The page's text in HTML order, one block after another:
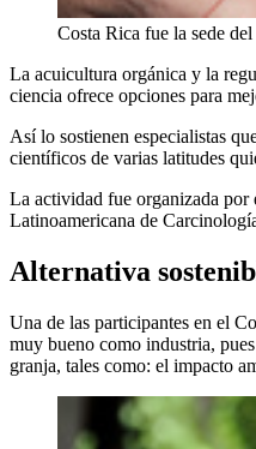
Costa Rica fue la sede
La acuicultura orgánica y la
ciencia ofrece opciones para
Así lo sostienen especialistas
científicos de varias latitudes
La actividad fue organizada
Latinoamericana de
Alternativa
Una de las participantes en el
muy bueno como industria,
granja, tales como: el impacto